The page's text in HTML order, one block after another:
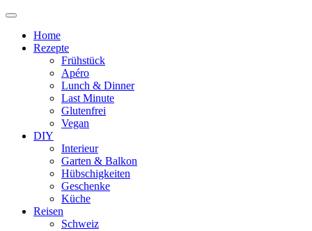
Home
Rezepte
Frühstück
Apéro
Lunch & Dinner
Last Minute
Glutenfrei
Vegan
DIY
Interieur
Garten & Balkon
Hübschigkeiten
Geschenke
Küche
Reisen
Schweiz